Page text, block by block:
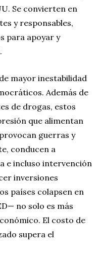
Se convierten en
y responsables,
para apoyar y
mayor inestabilidad
Además de
de drogas, estos
que alimentan
guerras y
conducen a
e incluso intervención
inversiones
países colapsen en
no solo es más
El costo de
supera el